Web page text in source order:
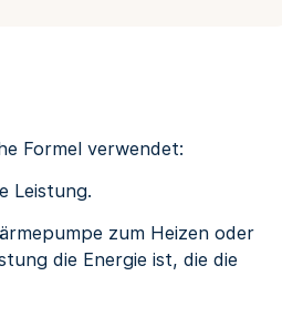
Formel verwendet:
Leistung.
zum Heizen oder
die Energie ist, die die